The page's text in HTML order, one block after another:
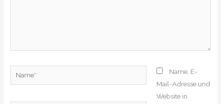
Name, E-
Mail-Adresse und
Website in